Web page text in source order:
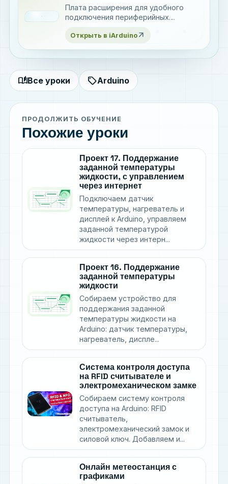
Плата расширения для удобного
подключения периферийных
Открыть в iArduino arrow_outward
auto_storiesВсе уроки sellArduino
ПРОДОЛЖИТЬ ОБУЧЕНИЕ
Похожие уроки
Проект 17. Поддержание
заданной температуры
жидкости, с управлением
через интернет
Подключаем датчик
температуры, нагреватель и
дисплей к Arduino, управляем
заданной температурой
жидкости через интерн...
Проект 16. Поддержание
заданной температуры
жидкости
Собираем устройство для
поддержания заданной
температуры жидкости на
Arduino: датчик температуры,
нагреватель, диспле...
Система контроля доступа
на RFID считывателе и
электромеханическом замке
Собираем систему контроля
доступа на Arduino: RFID
считыватель,
электромеханический замок и
силовой ключ. Добавляем и...
Онлайн метеостанция с
графиками